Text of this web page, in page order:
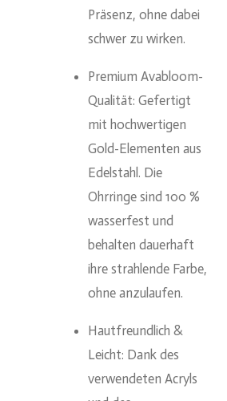
Präsenz, ohne dabei
schwer zu wirken.
Premium Avabloom-
Qualität: Gefertigt
mit hochwertigen
Gold-Elementen aus
Edelstahl. Die
Ohrringe sind 100 %
wasserfest und
behalten dauerhaft
ihre strahlende Farbe,
ohne anzulaufen.
Hautfreundlich &
Leicht: Dank des
verwendeten Acryls